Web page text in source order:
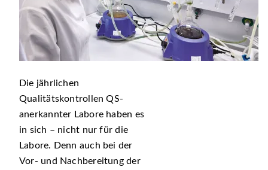
Die jährlichen
Qualitätskontrollen QS-
anerkannter Labore haben es
in sich – nicht nur für die
Labore. Denn auch bei der
Vor- und Nachbereitung der